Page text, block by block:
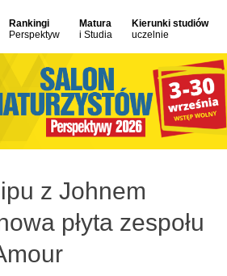
Rankingi
Perspektyw
Matura
i Studia
Kierunki studiów
uczelnie
z Johnem
płyta zespołu